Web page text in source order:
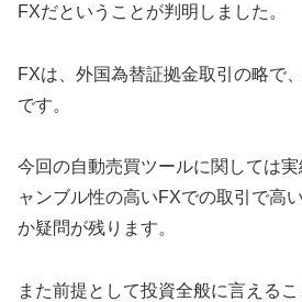
FXだということが判明しました。
FXは、外国為替証拠金取引の略で
です。
今回の自動売買ツールに関しては
ャンブル性の高いFXでの取引で高
か疑問が残ります。
また前提として投資全般に言える